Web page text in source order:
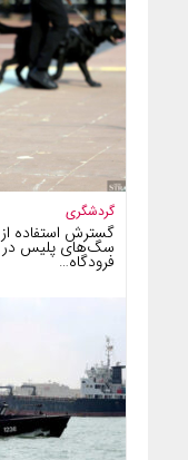
گردشگری
گسترش استفاده از
سگ‌های پلیس در
فرودگاه…